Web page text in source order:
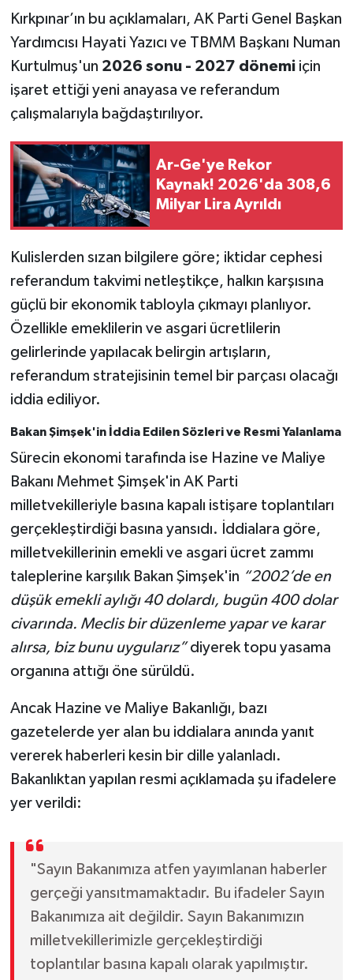
Kırkpınar’ın bu açıklamaları, AK Parti Genel Başkan
Yardımcısı Hayati Yazıcı ve TBMM Başkanı Numan
Kurtulmuş'un 2026 sonu - 2027 dönemiiçin
işaret ettiği yeni anayasa ve referandum
çalışmalarıyla bağdaştırılıyor.
Ar-Ge'ye Rekor
Kaynak! 2026'da 308,6
Milyar Lira Ayrıldı
Kulislerden sızan bilgilere göre; iktidar cephesi
referandum takvimi netleştikçe, halkın karşısına
güçlü bir ekonomik tabloyla çıkmayı planlıyor.
Özellikle emeklilerin ve asgari ücretlilerin
gelirlerinde yapılacak belirgin artışların,
referandum stratejisinin temel bir parçası olacağı
iddia ediliyor.
Bakan Şimşek'in İddia Edilen Sözleri ve Resmi Yalanlama
Sürecin ekonomi tarafında ise Hazine ve Maliye
Bakanı Mehmet Şimşek'in AK Parti
milletvekilleriyle basına kapalı istişare toplantıları
gerçekleştirdiği basına yansıdı. İddialara göre,
milletvekillerinin emekli ve asgari ücret zammı
taleplerine karşılık Bakan Şimşek'in “2002’de en
düşük emekli aylığı 40 dolardı, bugün 400 dolar
civarında. Meclis bir düzenleme yapar ve karar
alırsa, biz bunu uygularız”diyerek topu yasama
organına attığı öne sürüldü.
Ancak Hazine ve Maliye Bakanlığı, bazı
gazetelerde yer alan bu iddialara anında yanıt
vererek haberleri kesin bir dille yalanladı.
Bakanlıktan yapılan resmi açıklamada şu ifadelere
yer verildi:
"Sayın Bakanımıza atfen yayımlanan haberler
gerçeği yansıtmamaktadır. Bu ifadeler Sayın
Bakanımıza ait değildir. Sayın Bakanımızın
milletvekillerimizle gerçekleştirdiği
toplantılar basına kapalı olarak yapılmıştır.